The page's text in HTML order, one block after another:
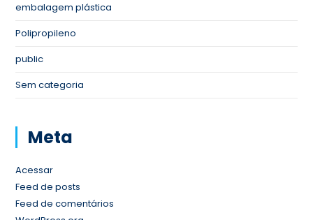
embalagem plástica
Polipropileno
public
Sem categoria
Meta
Acessar
Feed de posts
Feed de comentários